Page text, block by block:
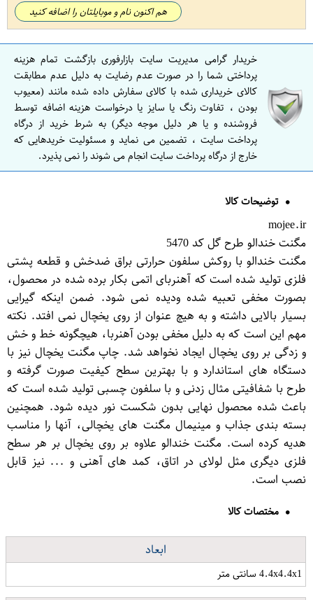
هم اکنون نام و موبایلتان را اضافه کنید
خریدار گرامی مدیریت سایت بازارفوری بازگشت تمام هزینه
پرداختی شما را در صورت عدم رضایت به دلیل عدم مطابقت
کالای خریداری شده با کالای سفارش داده شده مانند (معیوب
بودن ، تفاوت رنگ یا سایز یا درخواست هزینه اضافه توسط
فروشنده و یا هر دلیل موجه دیگر) به شرط خرید از درگاه
پرداخت سایت ، تضمین می نماید و مسئولیت خریدهایی که
خارج از درگاه پرداخت سایت انجام می شوند را نمی پذیرد.
توضیحات کالا
mojee.ir
مگنت خندالو طرح گل کد 5470
مگنت خندالو با روکش سلفون حرارتی براق ضدخش و قطعه پشتی
فلزی تولید شده است که آهنربای اتمی بکار برده شده در محصول،
بصورت مخفی تعبیه شده ودیده نمی شود. ضمن اینکه گیرایی
بسیار بالایی داشته و به هیچ عنوان از روی یخچال نمی افتد. نکته
مهم این است که به دلیل مخفی بودن آهنربا، هیچگونه خط و خش
و زدگی بر روی یخچال ایجاد نخواهد شد. چاپ مگنت یخچال نیز با
دستگاه های استاندارد و با بهترین سطح کیفیت صورت گرفته و
طرح با شفافیتی مثال زدنی و با سلفون چسبی تولید شده است که
باعث شده محصول نهایی بدون شکست نور دیده شود. همچنین
بسته بندی جذاب و مینیمال مگنت های یخچالی، آنها را مناسب
هدیه کرده است. مگنت خندالو علاوه بر روی یخچال بر هر سطح
فلزی دیگری مثل لولای در اتاق، کمد های آهنی و ... نیز قابل
نصب است.
مختصات کالا
ابعاد
4.4x4.4x1 سانتی متر